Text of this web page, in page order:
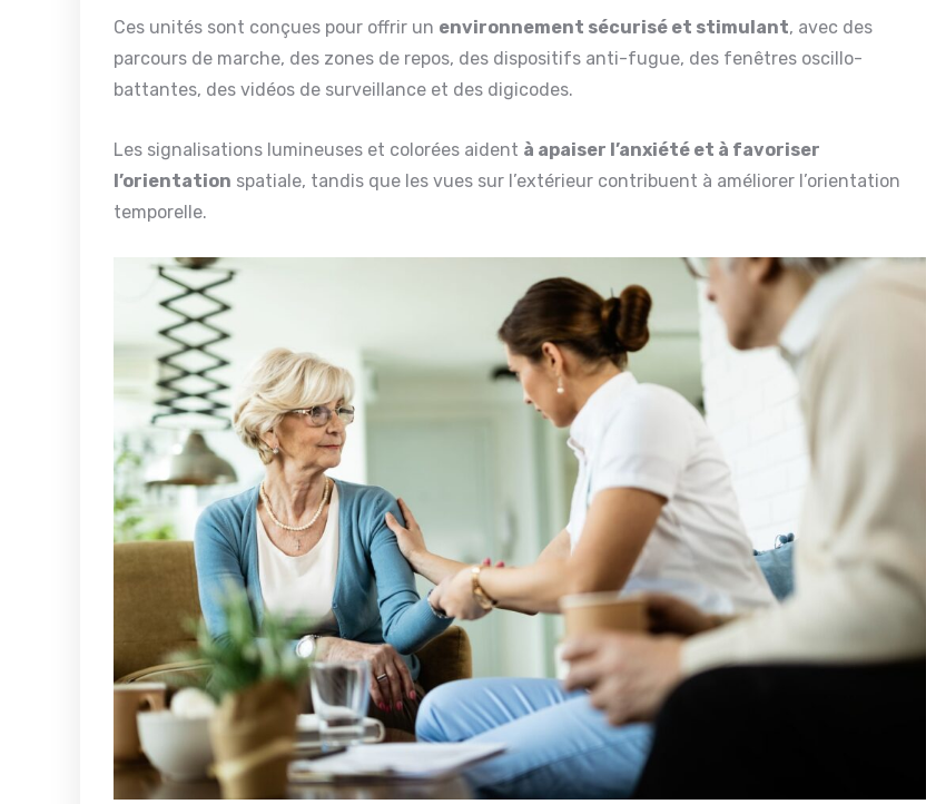
Ces unités sont conçues pour offrir un environnement sécurisé et stimulant, avec des
parcours de marche, des zones de repos, des dispositifs anti-fugue, des fenêtres oscillo-
battantes, des vidéos de surveillance et des digicodes.
Les signalisations lumineuses et colorées aident à apaiser l’anxiété et à favoriser
l’orientation spatiale, tandis que les vues sur l’extérieur contribuent à améliorer l’orientation
temporelle.